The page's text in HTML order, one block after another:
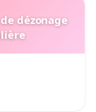
dézonage